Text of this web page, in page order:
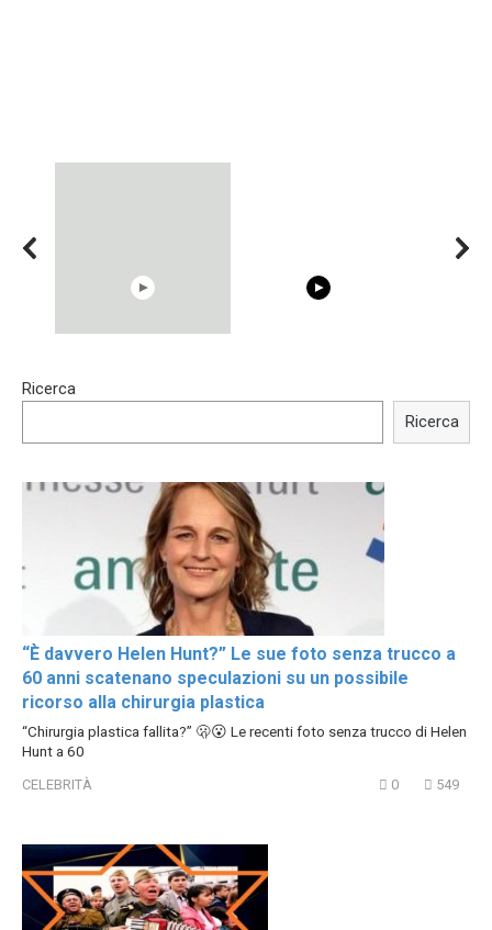
Trying BOLLYWOOD
Shocking illusion - Pretty
Ricerca
Ricerca
“È davvero Helen Hunt?” Le sue foto senza trucco a
60 anni scatenano speculazioni su un possibile
ricorso alla chirurgia plastica
“Chirurgia plastica fallita?” 🫢😮 Le recenti foto senza trucco di Helen
Hunt a 60
CELEBRITÀ 0 549